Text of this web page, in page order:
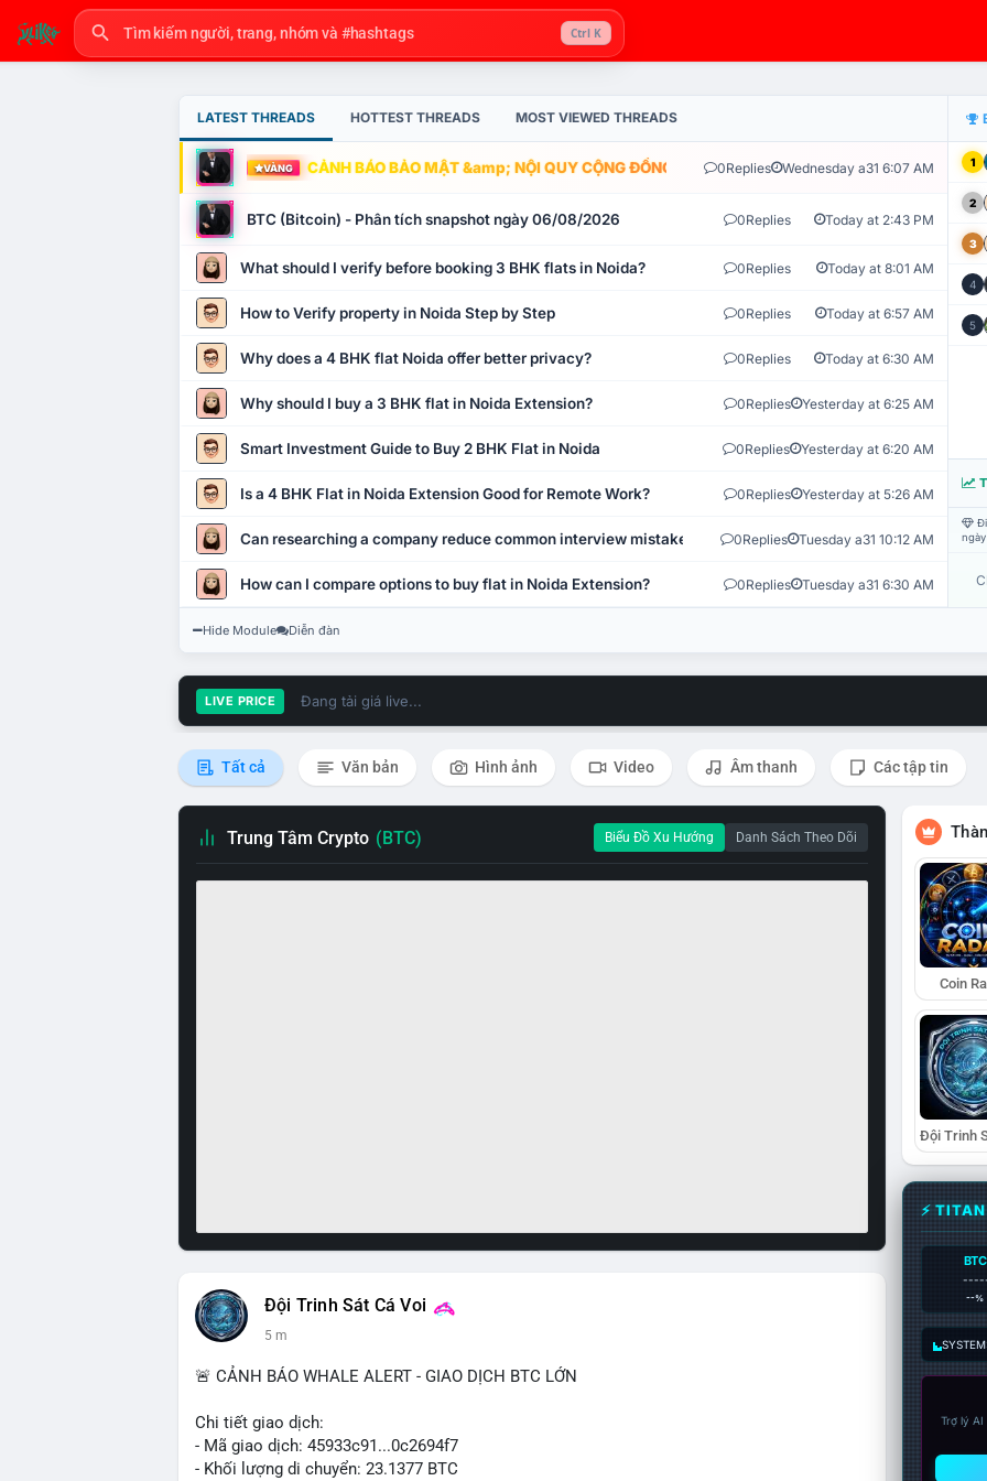
Ctrl K
LATEST THREADS HOTTEST THREADS MOST VIEWED THREADS
VÀNG CẢNH BÁO BẢO MẬT &amp; NỘI QUY CỘNG ĐỒNG VLIKE.VN: HỆ THỐNG GIÁM SÁT TỰ
0Replies Wednesday a31 6:07 AM
BTC (Bitcoin) - Phân tích snapshot ngày 06/08/2026 0Replies Today at 2:43 PM
What should I verify before booking 3 BHK flats in Noida? 0Replies Today at 8:01 AM
How to Verify property in Noida Step by Step 0Replies Today at 6:57 AM
Why does a 4 BHK flat Noida offer better privacy? 0Replies Today at 6:30 AM
Why should I buy a 3 BHK flat in Noida Extension? 0Replies Yesterday at 6:25 AM
Smart Investment Guide to Buy 2 BHK Flat in Noida 0Replies Yesterday at 6:20 AM
Is a 4 BHK Flat in Noida Extension Good for Remote Work? 0Replies Yesterday at 5:26 AM
Can researching a company reduce common interview mistakes? 0Replies Tuesday a31 10:12 AM
How can I compare options to buy flat in Noida Extension? 0Replies Tuesday a31 6:30 AM
1
2
3
4
5
Hide Module Diễn đàn
LIVE PRICE Đang tải giá live...
Tất cả Văn bản Hình ảnh Video Âm thanh Các tập tin
Trung Tâm Crypto (BTC) Biểu Đồ Xu Hướng Danh Sách Theo Dõi
Đội Trinh Sát Cá Voi
5 m
🚨 CẢNH BÁO WHALE ALERT - GIAO DỊCH BTC LỚN
Chi tiết giao dịch:
- Mã giao dịch: 45933c91...0c2694f7
- Khối lượng di chuyển: 23.1377 BTC
Coin
⚡
BTC
--%
Trợ lý